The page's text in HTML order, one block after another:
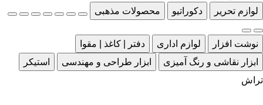
لوازم تحریر
دکوراتیو محصولات مذهبی
نوشت افزار لوازم اداری
دفتر | کاغذ | مقوا
ابزار نقاشی و رنگ آمیزی
ابزار طراحی و مهندسی
استیکر
تراش